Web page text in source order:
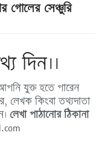
গোলের সেঞ্চুরি
দিন।।
যুক্ত হতে পারেন
লেখক কিংবা তথ্যদাতা
লেখা পাঠানোর ঠিকানা